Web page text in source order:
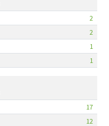
2
2
1
1
17
12